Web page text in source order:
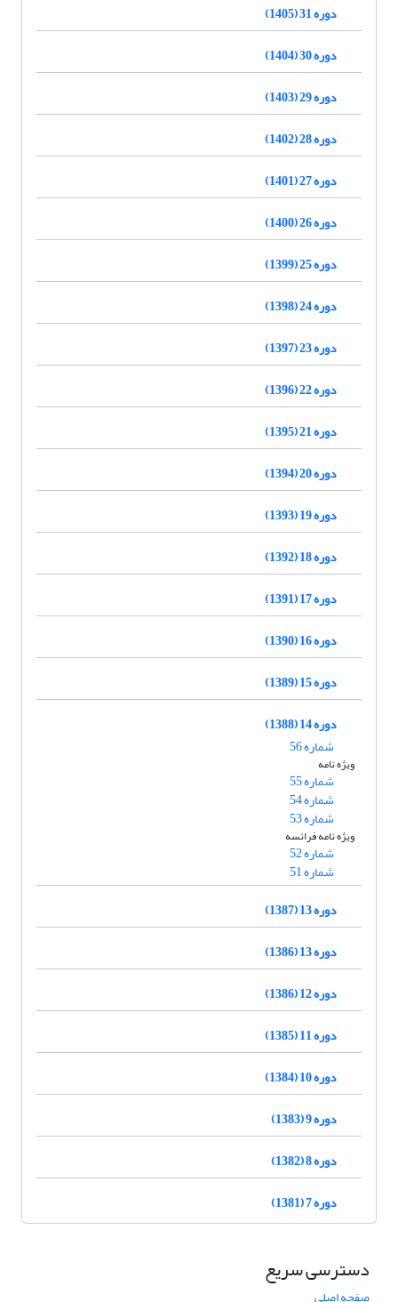
دوره 31 (1405)
دوره 30 (1404)
دوره 29 (1403)
دوره 28 (1402)
دوره 27 (1401)
دوره 26 (1400)
دوره 25 (1399)
دوره 24 (1398)
دوره 23 (1397)
دوره 22 (1396)
دوره 21 (1395)
دوره 20 (1394)
دوره 19 (1393)
دوره 18 (1392)
دوره 17 (1391)
دوره 16 (1390)
دوره 15 (1389)
دوره 14 (1388)
شماره 56
ویژه نامه
شماره 55
شماره 54
شماره 53
ویژه نامه فرانسه
شماره 52
شماره 51
دوره 13 (1387)
دوره 13 (1386)
دوره 12 (1386)
دوره 11 (1385)
دوره 10 (1384)
دوره 9 (1383)
دوره 8 (1382)
دوره 7 (1381)
دسترسی سریع
صفحه اصلی